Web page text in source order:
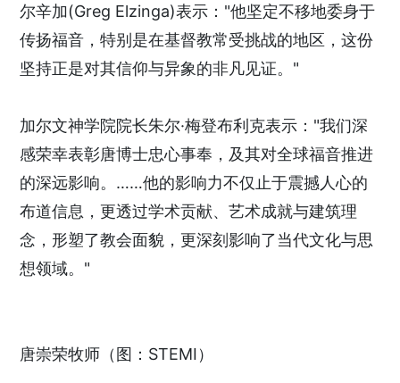
尔辛加(Greg Elzinga)表示："他坚定不移地委身于
传扬福音，特别是在基督教常受挑战的地区，这份
坚持正是对其信仰与异象的非凡见证。"
加尔文神学院院长朱尔·梅登布利克表示："我们深
感荣幸表彰唐博士忠心事奉，及其对全球福音推进
的深远影响。……他的影响力不仅止于震撼人心的
布道信息，更透过学术贡献、艺术成就与建筑理
念，形塑了教会面貌，更深刻影响了当代文化与思
想领域。"
唐崇荣牧师（图：STEMI）